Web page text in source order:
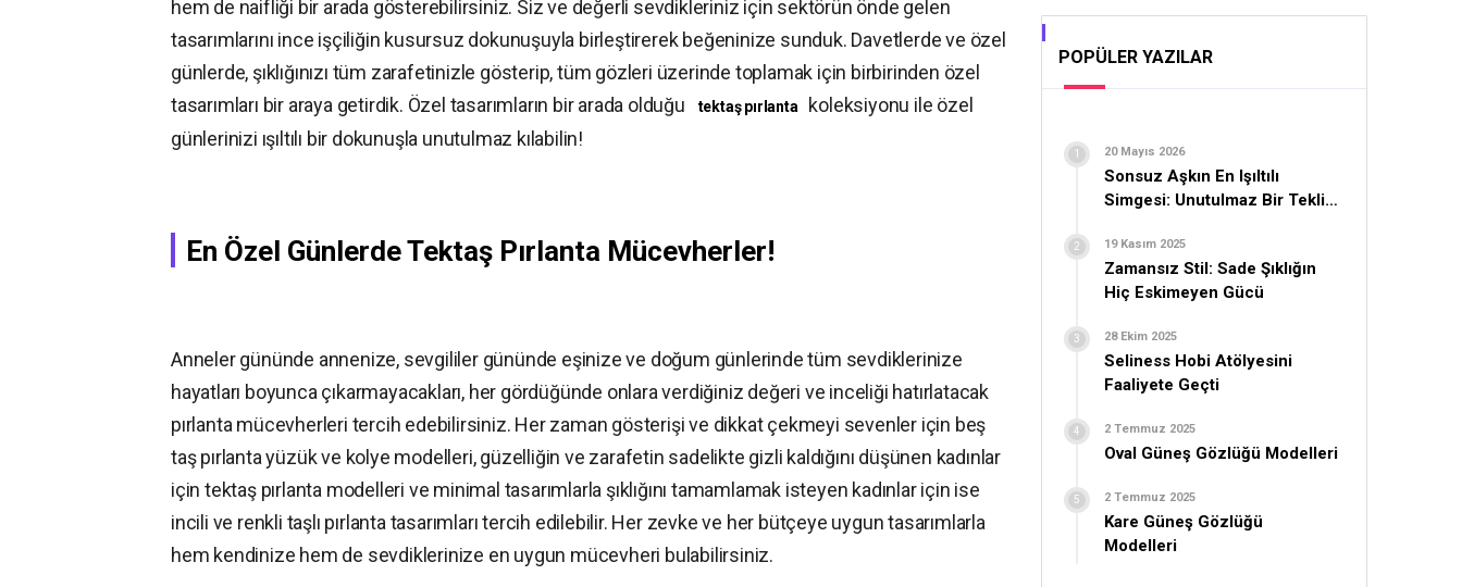
hem de naifliği bir arada gösterebilirsiniz. Siz ve değerli sevdikleriniz için sektörün önde gelen
tasarımlarını ince işçiliğin kusursuz dokunuşuyla birleştirerek beğeninize sunduk. Davetlerde ve özel
günlerde, şıklığınızı tüm zarafetinizle gösterip, tüm gözleri üzerinde toplamak için birbirinden özel
tasarımları bir araya getirdik. Özel tasarımların bir arada olduğu
tektaş pırlanta
koleksiyonu ile özel
günlerinizi ışıltılı bir dokunuşla unutulmaz kılabilin!
En Özel Günlerde Tektaş Pırlanta Mücevherler!
Anneler gününde annenize, sevgililer gününde eşinize ve doğum günlerinde tüm sevdiklerinize
hayatları boyunca çıkarmayacakları, her gördüğünde onlara verdiğiniz değeri ve inceliği hatırlatacak
pırlanta mücevherleri tercih edebilirsiniz. Her zaman gösterişi ve dikkat çekmeyi sevenler için beş
taş pırlanta yüzük ve kolye modelleri, güzelliğin ve zarafetin sadelikte gizli kaldığını düşünen kadınlar
için tektaş pırlanta modelleri ve minimal tasarımlarla şıklığını tamamlamak isteyen kadınlar için ise
incili ve renkli taşlı pırlanta tasarımları tercih edilebilir. Her zevke ve her bütçeye uygun tasarımlarla
hem kendinize hem de sevdiklerinize en uygun mücevheri bulabilirsiniz.
POPÜLER YAZILAR
20 Mayıs 2026
Sonsuz Aşkın En Işıltılı
Simgesi: Unutulmaz Bir Teklif
19 Kasım 2025
Zamansız Stil: Sade Şıklığın
Hiç Eskimeyen Gücü
28 Ekim 2025
Seliness Hobi Atölyesini
Faaliyete Geçti
2 Temmuz 2025
Oval Güneş Gözlüğü Modelleri
2 Temmuz 2025
Kare Güneş Gözlüğü
Modelleri